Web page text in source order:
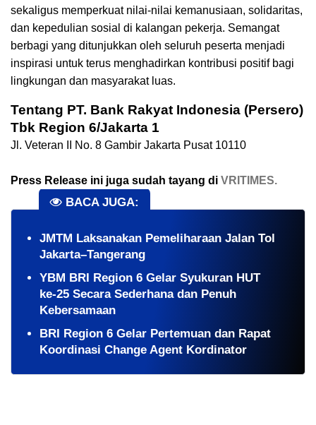
sekaligus memperkuat nilai-nilai kemanusiaan, solidaritas,
dan kepedulian sosial di kalangan pekerja. Semangat
berbagi yang ditunjukkan oleh seluruh peserta menjadi
inspirasi untuk terus menghadirkan kontribusi positif bagi
lingkungan dan masyarakat luas.
Tentang PT. Bank Rakyat Indonesia (Persero)
Tbk Region 6/Jakarta 1
Jl. Veteran II No. 8 Gambir Jakarta Pusat 10110
Press Release ini juga sudah tayang di VRITIMES.
BACA JUGA:
JMTM Laksanakan Pemeliharaan Jalan Tol
Jakarta–Tangerang
YBM BRI Region 6 Gelar Syukuran HUT
ke-25 Secara Sederhana dan Penuh
Kebersamaan
BRI Region 6 Gelar Pertemuan dan Rapat
Koordinasi Change Agent Kordinator